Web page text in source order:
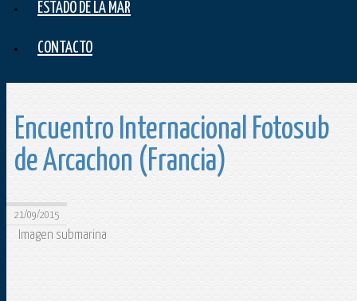
ESTADO DE LA MAR
CONTACTO
Encuentro Internacional Fotosub
de Arcachon (Francia)
21/09/2015
Imagen submarina